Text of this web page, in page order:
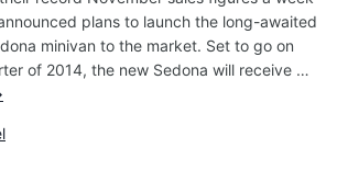
plans to launch the long-awaited
minivan to the market. Set to go on
of 2014, the new Sedona will receive …